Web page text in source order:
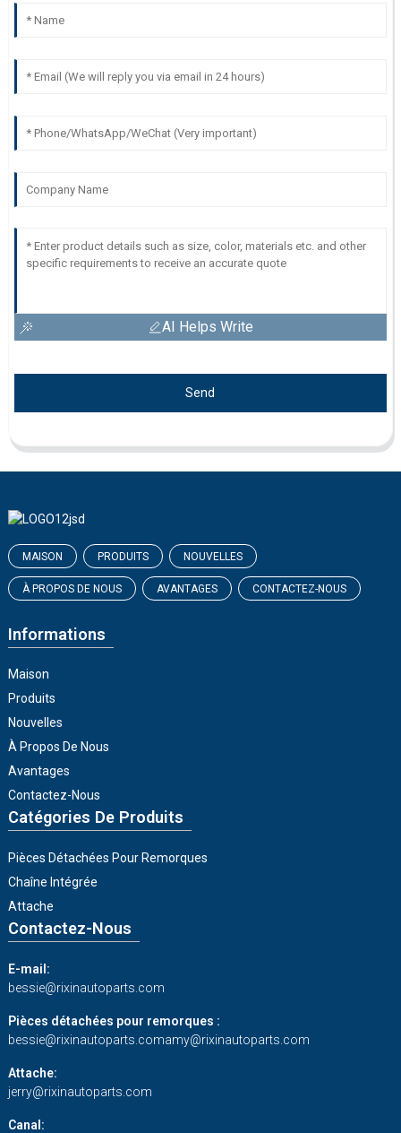
AI Helps Write
Send
MAISON PRODUITS NOUVELLES
À PROPOS DE NOUS AVANTAGES CONTACTEZ-NOUS
Informations
Maison
Produits
Nouvelles
À Propos De Nous
Avantages
Contactez-Nous
Catégories De Produits
Pièces Détachées Pour Remorques
Chaîne Intégrée
Attache
Contactez-Nous
E-mail:
bessie@rixinautoparts.com
Pièces détachées pour remorques :
bessie@rixinautoparts.comamy@rixinautoparts.com
Attache:
jerry@rixinautoparts.com
Canal: